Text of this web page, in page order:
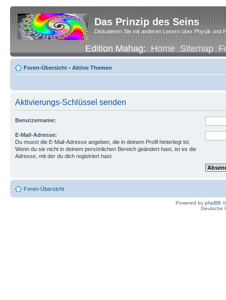
Das Prinzip des Seins
Diskutieren Sie mit anderen Lesern über Physik und
Edition Mahag:Home Sitemap
Foren-Übersicht • Aktive Themen
Aktivierungs-Schlüssel senden
Benutzername:
E-Mail-Adresse:
Du musst die E-Mail-Adresse angeben, die in deinem Profil hinterlegt ist.
Wenn du sie nicht in deinem persönlichen Bereich geändert hast, ist es die
Adresse, mit der du dich registriert hast.
Foren-Übersicht
Powered by phpBB
Deutsche